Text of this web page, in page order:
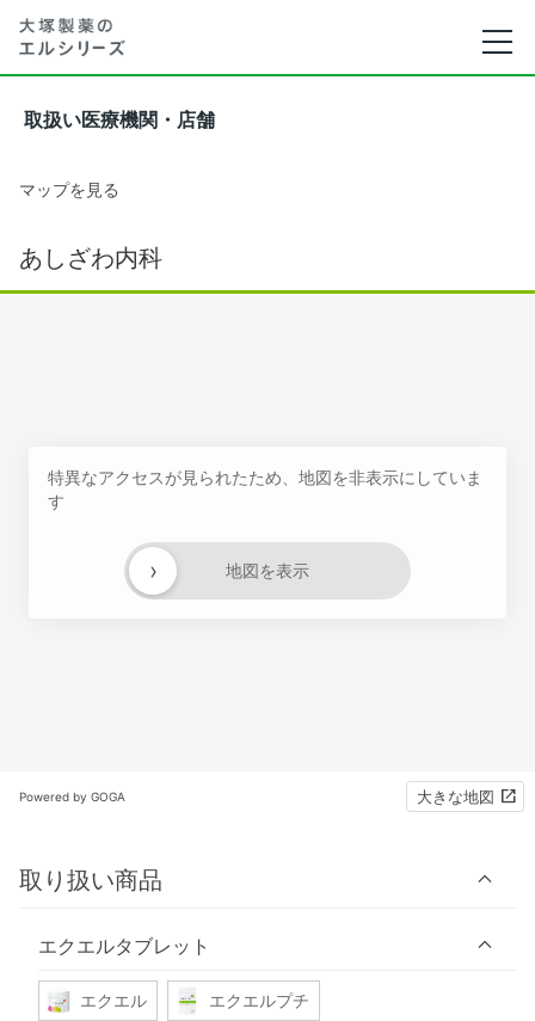
取扱い医療機関・店舗
マップを見る
あしざわ内科
特異なアクセスが見られたため、地図を非表示にしていま
す
地図を表示
›
Powered by GOGA 大きな地図
取り扱い商品
エクエルタブレット
エクエル エクエルプチ